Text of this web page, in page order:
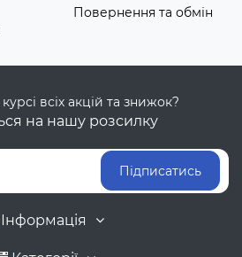
Повернення та обмін
всіх акцій та знижок?
на нашу розсилку
Підписатись